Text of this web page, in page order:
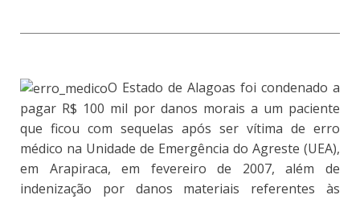
O Estado de Alagoas foi condenado a
pagar R$ 100 mil por danos morais a um paciente
que ficou com sequelas após ser vítima de erro
médico na Unidade de Emergência do Agreste (UEA),
em Arapiraca, em fevereiro de 2007, além de
indenização por danos materiais referentes às